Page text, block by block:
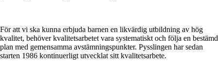
För att vi ska kunna erbjuda barnen en likvärdig utbildning av hög
kvalitet, behöver kvalitetsarbetet vara systematiskt och följa en bestämd
plan med gemensamma avstämningspunkter. Pysslingen har sedan
starten 1986 kontinuerligt utvecklat sitt kvalitetsarbete.